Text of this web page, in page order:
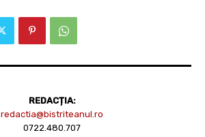
REDACȚIA:
redactia@bistriteanul.ro
0722.480.707